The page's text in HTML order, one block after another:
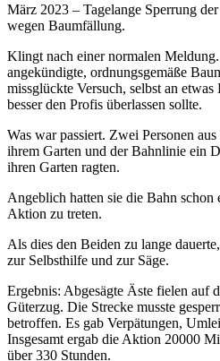
März 2023 – Tagelange Sperrung
wegen Baumfällung.
Klingt nach einer normalen
angekündigte, ordnungsgemäße
missglückte Versuch, selbst an
besser den Profis überlassen sollte.
Was war passiert. Zwei Personen
ihrem Garten und der Bahnlinie ein
ihren Garten ragten.
Angeblich hatten sie die Bahn schon
Aktion zu treten.
Als dies den Beiden zu lange
zur Selbsthilfe und zur Säge.
Ergebnis: Abgesägte Äste fielen auf
Güterzug. Die Strecke musste
betroffen. Es gab Verpätungen,
Insgesamt ergab die Aktion 20000
über 330 Stunden.